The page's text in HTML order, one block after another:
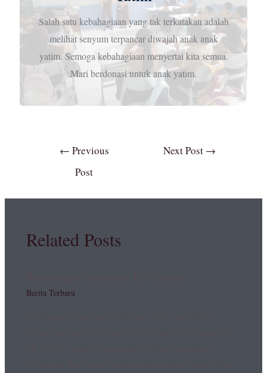
Salah satu kebahagiaan yang tak terkatakan adalah
melihat senyum terpancar diwajah anak anak
yatim. Semoga kebahagiaan menyertai kita semua.
Mari berdonasi untuk anak yatim.
← Previous
Post
Next Post →
Related Posts
Berita Terbaru